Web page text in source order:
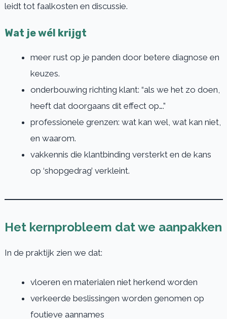
leidt tot faalkosten en discussie.
Wat je wél krijgt
meer rust op je panden door betere diagnose en
keuzes.
onderbouwing richting klant: “als we het zo doen,
heeft dat doorgaans dit effect op….”
professionele grenzen: wat kan wel, wat kan niet,
en waarom.
vakkennis die klantbinding versterkt en de kans
op ‘shopgedrag’ verkleint.
Het kernprobleem dat we aanpakken
In de praktijk zien we dat:
vloeren en materialen niet herkend worden
verkeerde beslissingen worden genomen op
foutieve aannames